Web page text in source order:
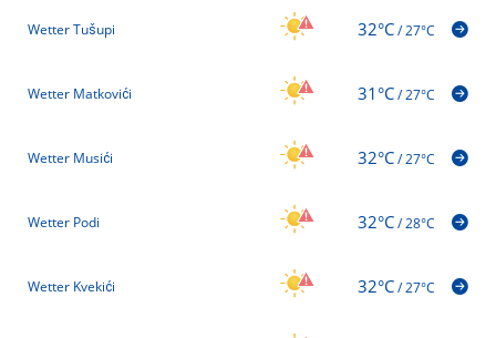
Wetter Tušupi 32°C/27°C
Wetter Matkovići 31°C/27°C
Wetter Musići 32°C/27°C
Wetter Podi 32°C/28°C
Wetter Kvekići 32°C/27°C